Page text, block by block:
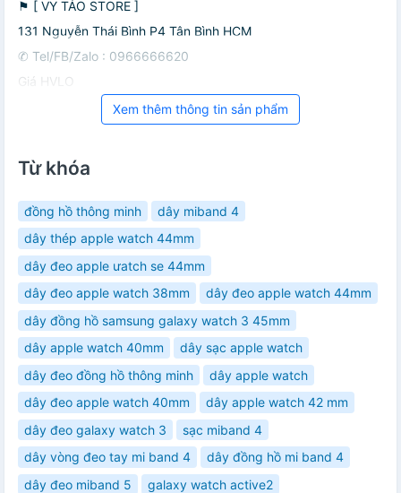
⚑ [ VY TÁO STORE ]
131 Nguyễn Thái Bình P4 Tân Bình HCM
✆ Tel/FB/Zalo : 0966666620
Giá HVLO
Xem thêm thông tin sản phẩm
Từ khóa
đồng hồ thông minh
dây miband 4
dây thép apple watch 44mm
dây đeo apple ưatch se 44mm
dây đeo apple watch 38mm
dây đeo apple watch 44mm
dây đồng hồ samsung galaxy watch 3 45mm
dây apple watch 40mm
dây sạc apple watch
dây đeo đồng hồ thông minh
dây apple watch
dây đeo apple watch 40mm
dây apple watch 42 mm
dây đeo galaxy watch 3
sạc miband 4
dây vòng đeo tay mi band 4
dây đồng hồ mi band 4
dây đeo miband 5
galaxy watch active2